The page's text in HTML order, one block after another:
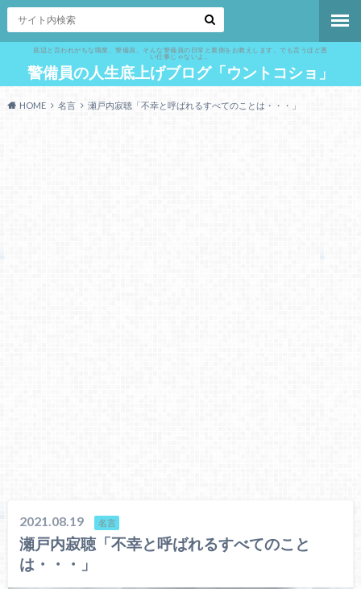
底辺と言われがちな職業、警備員。そんな警備員の日常と裏側をお教えします。でも言うほど悪
い仕事じゃないよ。
警備員の人生底上げブログ「ウントコショ」
HOME 名言 瀬戸内寂聴「不幸と呼ばれるすべてのことは・・・」
2021.08.19 名言
瀬戸内寂聴「不幸と呼ばれるすべてのこと
は・・・」